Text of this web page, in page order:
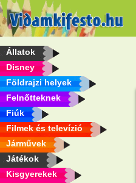
Állatok
Disney
Földrajzi helyek
Felnőtteknek
Fiúk
Filmek és televízió
Járművek
Játékok
Kisgyerekek